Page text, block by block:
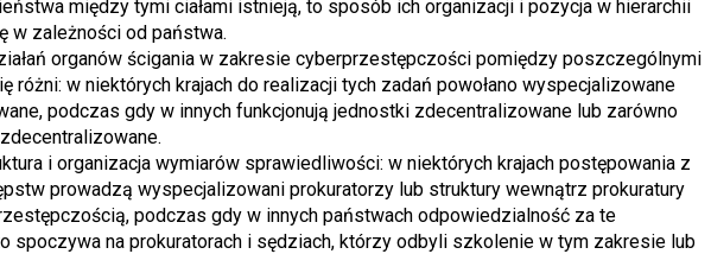
między tymi ciałami istnieją, to sposób ich organizacji i pozycja w hierarchii
w zależności od państwa.
organów ścigania w zakresie cyberprzestępczości pomiędzy poszczególnymi
różni: w niektórych krajach do realizacji tych zadań powołano wyspecjalizowane
podczas gdy w innych funkcjonują jednostki zdecentralizowane lub zarówno
i organizacja wymiarów sprawiedliwości: w niektórych krajach postępowania z
prowadzą wyspecjalizowani prokuratorzy lub struktury wewnątrz prokuratury
podczas gdy w innych państwach odpowiedzialność za te
spoczywa na prokuratorach i sędziach, którzy odbyli szkolenie w tym zakresie lub